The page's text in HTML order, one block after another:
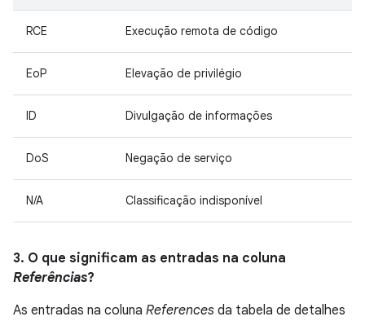
RCE Execução remota de código
EoP Elevação de privilégio
ID Divulgação de informações
DoS Negação de serviço
N/A Classificação indisponível
3. O que significam as entradas na coluna
Referências?
As entradas na coluna References da tabela de detalhes